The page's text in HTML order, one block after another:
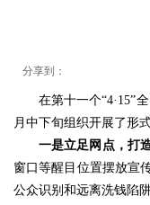
分享到：
在第十一个“4·15”
月中下旬组织开展了形
一是立足网点，打
窗口等醒目位置摆放宣
公众识别和远离洗钱陷阱